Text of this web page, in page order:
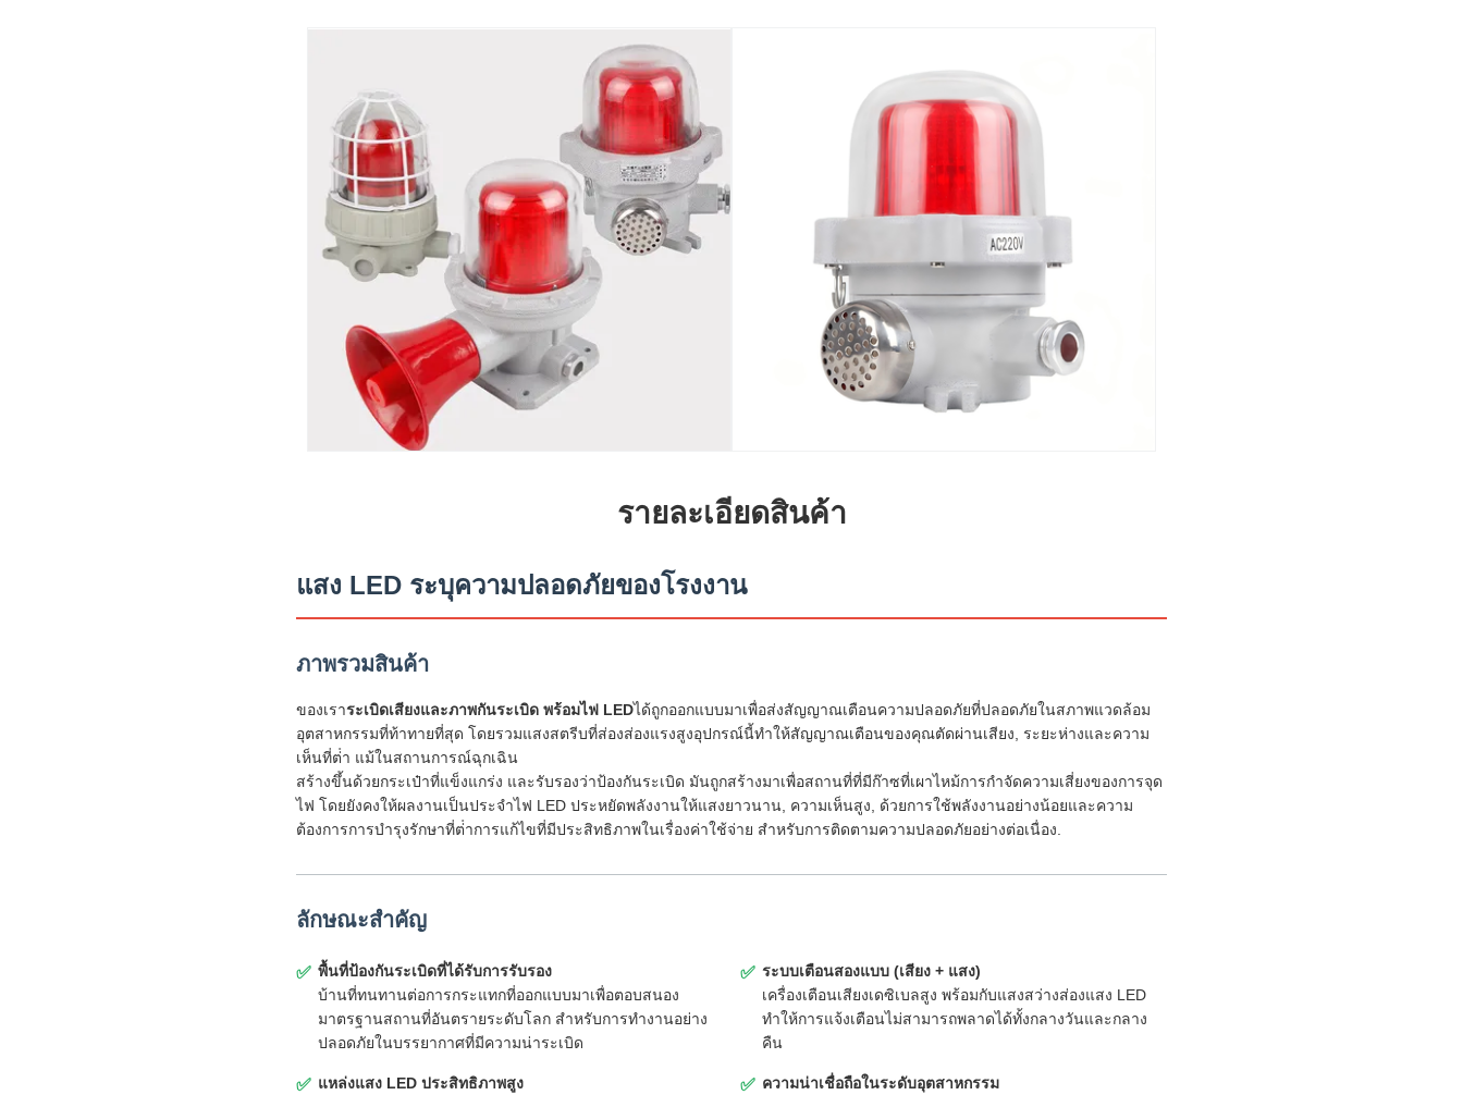
รายละเอียดสินค้า
แสง LED ระบุความปลอดภัยของโรงงาน
ภาพรวมสินค้า
ของเราระเบิดเสียงและภาพกันระเบิด พร้อมไฟ LEDได้ถูกออกแบบมาเพื่อส่งสัญญาณเตือนความปลอดภัยที่ปลอดภัยในสภาพแวดล้อม
อุตสาหกรรมที่ท้าทายที่สุด โดยรวมแสงสตรีบที่ส่องส่องแรงสูงอุปกรณ์นี้ทําให้สัญญาณเตือนของคุณตัดผ่านเสียง, ระยะห่างและความ
เห็นที่ต่ํา แม้ในสถานการณ์ฉุกเฉิน
สร้างขึ้นด้วยกระเป๋าที่แข็งแกร่ง และรับรองว่าป้องกันระเบิด มันถูกสร้างมาเพื่อสถานที่ที่มีก๊าซที่เผาไหม้การกําจัดความเสี่ยงของการจุด
ไฟ โดยยังคงให้ผลงานเป็นประจําไฟ LED ประหยัดพลังงานให้แสงยาวนาน, ความเห็นสูง, ด้วยการใช้พลังงานอย่างน้อยและความ
ต้องการการบํารุงรักษาที่ต่ําการแก้ไขที่มีประสิทธิภาพในเรื่องค่าใช้จ่าย สําหรับการติดตามความปลอดภัยอย่างต่อเนื่อง.
ลักษณะสําคัญ
✅ พื้นที่ป้องกันระเบิดที่ได้รับการรับรอง
บ้านที่ทนทานต่อการกระแทกที่ออกแบบมาเพื่อตอบสนอง
มาตรฐานสถานที่อันตรายระดับโลก สําหรับการทํางานอย่าง
ปลอดภัยในบรรยากาศที่มีความน่าระเบิด
✅ ระบบเตือนสองแบบ (เสียง + แสง)
เครื่องเตือนเสียงเดซิเบลสูง พร้อมกับแสงสว่างส่องแสง LED
ทําให้การแจ้งเตือนไม่สามารถพลาดได้ทั้งกลางวันและกลาง
คืน
✅ แหล่งแสง LED ประสิทธิภาพสูง
✅ ความน่าเชื่อถือในระดับอุตสาหกรรม